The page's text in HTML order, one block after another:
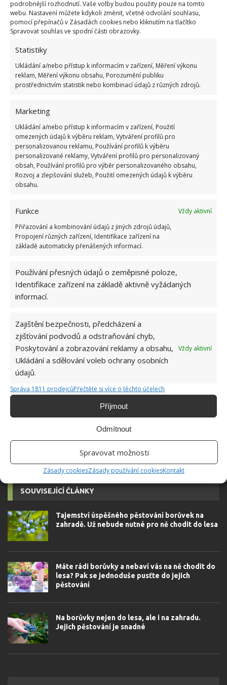
podrobnější rozhodnutí. Vaše volby budou použity pouze na tomto
webu. Nastavení můžete kdykoli změnit, včetně odvolání souhlasu,
pomocí přepínačů v Zásadách cookies nebo kliknutím na tlačítko
Spravovat souhlas ve spodní části obrazovky.
Statistiky
Ukládání a/nebo přístup k informacím v zařízení, Měření výkonu
reklam, Měření výkonu obsahu, Porozumění publiku
prostřednictvím statistik nebo kombinací údajů z různých zdrojů.
Marketing
Ukládání a/nebo přístup k informacím v zařízení, Použití
omezených údajů k výběru reklam, Vytváření profilů pro
personalizovanou reklamu, Používání profilů k výběru
personalizované reklamy, Vytváření profilů pro personalizovaný
obsah, Používání profilů pro výběr personalizovaného obsahu,
Rozvoj a zlepšování služeb, Použití omezených údajů k výběru
obsahu.
Funkce
Vždy aktivní
Přiřazování a kombinování údajů z jiných zdrojů údajů,
Propojení různých zařízení, Identifikace zařízení na
základě automaticky přenášených informací.
Používání přesných údajů o zeměpisné poloze,
Identifikace zařízení na základě aktivně vyžádaných
informací.
Zajištění bezpečnosti, předcházení a
zjišťování podvodů a odstraňování chyb,
Poskytování a zobrazování reklamy a obsahu,
Ukládání a sdělování voleb ochrany osobních
údajů.
Vždy aktivní
Správa 1811 prodejcůPřečtěte si více o těchto účelech
Příjmout
Odmítnout
Spravovat možnosti
Zásady cookiesZásady používání cookiesKontakt
Odhaleným „ránám” po střihu by totiž mohl chlad
ublížit.Odstraněny by měly být veškeré suché
nebo nemocné větvičky , ale také ty, co plodily v
předchozí sezóně. Větší péči vyžadují keříky starší 5
let, ty mladší v podstatě stačí spíše lehce
přistřihnout, aby se keř přirozeně zahušťoval.
BORŮVKY KANADSKÉ BORŮVKY
Jiří Kolář
univerzity, který je již od malička
velkým kutilem. V podstatě vše, co je
možné najít v j...
SOUVISEJÍCÍ ČLÁNKY
Tajemství úspěšného pěstování borůvek na
zahradě. Už nebude nutné pro ně chodit do lesa
Máte rádi borůvky a nebaví vás na ně chodit do
lesa? Pak se jednoduše pusťte do jejich
pěstování
Na borůvky nejen do lesa, ale i na zahradu.
Jejich pěstování je snadné